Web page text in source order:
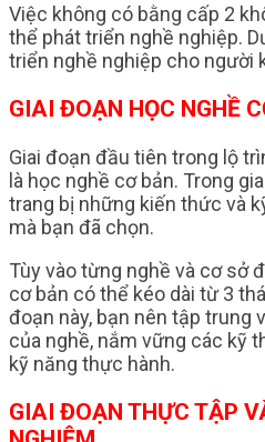
Việc không có bằng cấp 2
thể phát triển nghề nghiệp.
triển nghề nghiệp cho người
GIAI ĐOẠN HỌC NGHỀ
Giai đoạn đầu tiên trong lộ
là học nghề cơ bản. Trong
trang bị những kiến thức và
mà bạn đã chọn.
Tùy vào từng nghề và cơ sở
cơ bản có thể kéo dài từ 3
đoạn này, bạn nên tập trung
của nghề, nắm vững các kỹ
kỹ năng thực hành.
GIAI ĐOẠN THỰC TẬP